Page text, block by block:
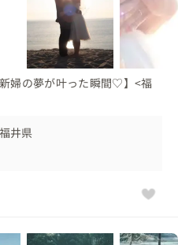
婦の夢が叶った瞬間♡】<福
福井県